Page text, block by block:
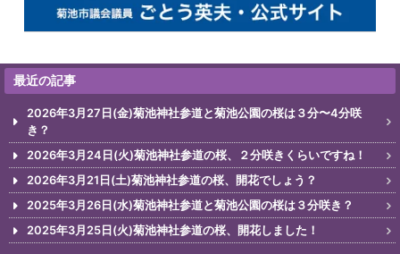
最近の記事
2026年3月27日(金)菊池神社参道と菊池公園の桜は３分〜4分咲
き？
2026年3月24日(火)菊池神社参道の桜、２分咲きくらいですね！
2026年3月21日(土)菊池神社参道の桜、開花でしょう？
2025年3月26日(水)菊池神社参道と菊池公園の桜は３分咲き？
2025年3月25日(火)菊池神社参道の桜、開花しました！